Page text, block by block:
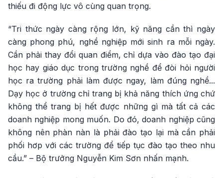
thiếu đi động lực vô cùng quan trọng.
“Tri thức ngày càng rộng lớn, kỹ năng cần thì ngày
càng phong phú, nghề nghiệp mới sinh ra mỗi ngày.
Cần phải thay đổi quan điểm, chỉ dựa vào đào tạo đại
học hay giáo dục trong trường nghề để đòi hỏi người
học ra trường phải làm được ngay, làm đúng nghề...
Dạy học ở trường chỉ trang bị khả năng thích ứng chứ
không thể trang bị hết được những gì mà tất cả các
doanh nghiệp mong muốn. Do đó, doanh nghiệp cũng
không nên phàn nàn là phải đào tạo lại mà cần phải
phối hơp với các trường để tiếp tục đào tạo theo nhu
cầu.” – Bộ trưởng Nguyễn Kim Sơn nhấn mạnh.